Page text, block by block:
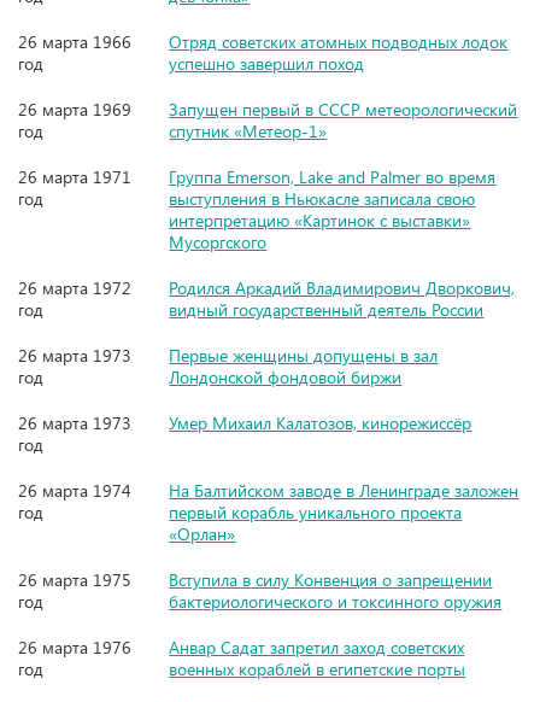
26 марта 1966
год
Отряд советских атомных подводных лодок
успешно завершил поход
26 марта 1969
год
Запущен первый в СССР метеорологический
спутник «Метеор-1»
26 марта 1971
год
Группа Emerson, Lake and Palmer во время
выступления в Ньюкасле записала свою
интерпретацию «Картинок с выставки»
Мусоргского
26 марта 1972
год
Родился Аркадий Владимирович Дворкович,
видный государственный деятель России
26 марта 1973
год
Первые женщины допущены в зал
Лондонской фондовой биржи
26 марта 1973
год
Умер Михаил Калатозов, кинорежиссёр
26 марта 1974
год
На Балтийском заводе в Ленинграде заложен
первый корабль уникального проекта
«Орлан»
26 марта 1975
год
Вступила в силу Конвенция о запрещении
бактериологического и токсинного оружия
26 марта 1976
год
Анвар Садат запретил заход советских
военных кораблей в египетские порты